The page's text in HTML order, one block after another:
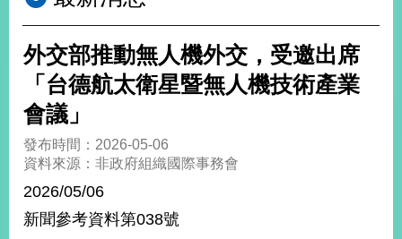
熱
總
合
外
交
值
外交部推動無人機外交，受邀出席
「台德航太衛星暨無人機技術產業
會議」
發布時間：2026-05-06
資料來源：非政府組織國際事務會
2026/05/06
新聞參考資料第038號